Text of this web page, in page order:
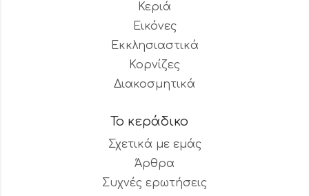
Κεριά
Εικόνες
Εκκλησιαστικά
Κορνίζες
Διακοσμητικά
Το κεράδικο
Σχετικά με εμάς
Άρθρα
Συχνές ερωτήσεις